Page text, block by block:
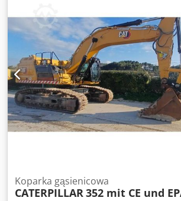
cztery koła z osią wahliwą Zbiornik
Zbiornik paliwa: ok. 350 litrów * Układ
Hydraulika load-sensing z kilkoma
dla osprzętu Csdpezqx Rtsfx Aqporf
2600 motogodzin i bardzo dobry stan
Koparka gąsienicowa
CATERPILLAR352 mit CE und